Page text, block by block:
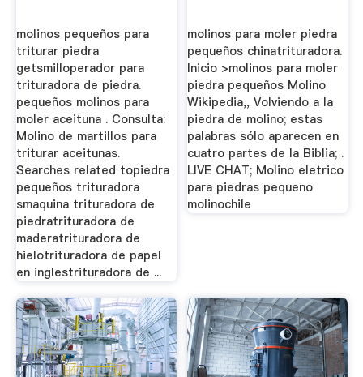
molinos pequeños para
triturar piedra
getsmilloperador para
trituradora de piedra.
pequeños molinos para
moler aceituna . Consulta:
Molino de martillos para
triturar aceitunas.
Searches related topiedra
pequeños trituradora
smaquina trituradora de
piedratrituradora de
maderatrituradora de
hielotrituradora de papel
en inglestrituradora de ...
molinos para moler piedra
pequeños chinatrituradora.
Inicio >molinos para moler
piedra pequeños Molino
Wikipedia,, Volviendo a la
piedra de molino; estas
palabras sólo aparecen en
cuatro partes de la Biblia; .
LIVE CHAT; Molino eletrico
para piedras pequeno
molinochile